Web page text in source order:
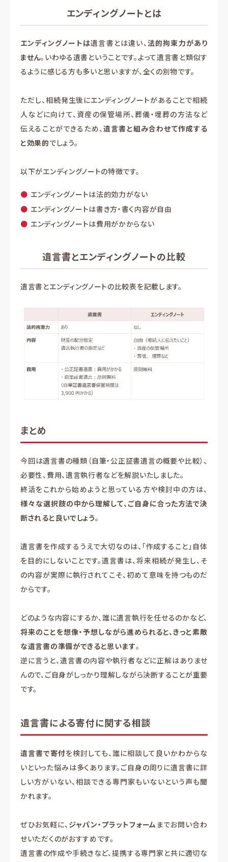
エンディングノートとは
エンディングノートは遺言書とは違い、法的拘束力があり
ません。いわゆる遺書ということです。よって遺言書と類似す
るように感じる方も多いと思いますが、全くの別物です。
ただし、相続発生後にエンディングノートがあることで相続
人などに向けて、資産の保管場所、葬儀・埋葬の方法など
伝えることができるため、遺言書と組み合わせて作成する
と効果的でしょう。
以下がエンディングノートの特徴です。
エンディングノートは法的効力がない
エンディングノートは書き方・書く内容が自由
エンディングノートは費用がかからない
遺言書とエンディングノートの比較
遺言書とエンディングノートの比較表を記載します。
まとめ
今回は遺言書の種類（自筆・公正証書遺言の概要や比較）、
必要性、費用、遺言執行者などを解説いたしました。
終活をこれから始めようと思っている方や検討中の方は、
様々な選択肢の中から理解して、ご自身に合った方法で決
断されると良いでしょう。
遺言書を作成するうえで大切なのは、「作成すること」自体
を目的にしないことです。遺言書は、将来相続が発生し、そ
の内容が実際に執行されてこそ、初めて意味を持つものだ
からです。
どのような内容にするか、誰に遺言執行を任せるのかなど、
将来のことを想像・予想しながら進められると、きっと素敵
な遺言書の準備ができると思います。
逆に言うと、遺言書の内容や執行者などに正解はありませ
んので、ご自身がしっかり理解しながら決断することが重要
です。
遺言書による寄付に関する相談
遺言書で寄付を検討しても、誰に相談して良いかわからな
いといった悩みは多くあります。ご自身の周りに遺言書に詳
しい方がいない、相談できる専門家もいないという声も聞
かれます。
ぜひお気軽に、 ジャパン・プラットフォーム までお問い合わ
せいただくのがおすすめです。
遺言書の作成や手続きなど、提携する専門家と共に適切な